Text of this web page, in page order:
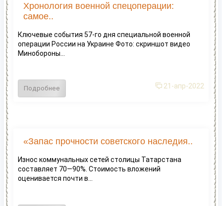
Хронология военной спецоперации:
самое..
Ключевые события 57-го дня специальной военной
операции России на Украине Фото: скриншот видео
Минобороны...
Подробнее 21-апр-2022
«Запас прочности советского наследия..
Износ коммунальных сетей столицы Татарстана
составляет 70—90%. Стоимость вложений
оценивается почти в...